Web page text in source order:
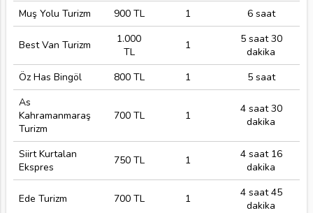
Muş Yolu Turizm 900 TL 1 6 saat
Best Van Turizm
1.000
TL
1
5 saat 30
dakika
Öz Has Bingöl
800 TL 1
5 saat
As
Kahramanmaraş
Turizm
700 TL 1
4 saat 30
dakika
Siirt Kurtalan
Ekspres
750 TL 1
4 saat 16
dakika
Ede Turizm 700 TL 1
4 saat 45
dakika